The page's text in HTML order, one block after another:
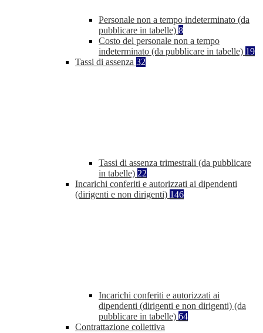
Personale non a tempo indeterminato (da
pubblicare in tabelle) 8
Costo del personale non a tempo
indeterminato (da pubblicare in tabelle) 19
Tassi di assenza 32
Tassi di assenza trimestrali (da pubblicare
in tabelle) 22
Incarichi conferiti e autorizzati ai dipendenti
(dirigenti e non dirigenti) 146
Incarichi conferiti e autorizzati ai
dipendenti (dirigenti e non dirigenti) (da
pubblicare in tabelle) 64
Contrattazione collettiva